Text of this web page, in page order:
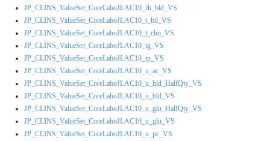
JP_CLINS_ValueSet_CoreLaboJLAC10_rh_bld_VS
JP_CLINS_ValueSet_CoreLaboJLAC10_t_bil_VS
JP_CLINS_ValueSet_CoreLaboJLAC10_t_cho_VS
JP_CLINS_ValueSet_CoreLaboJLAC10_tg_VS
JP_CLINS_ValueSet_CoreLaboJLAC10_tp_VS
JP_CLINS_ValueSet_CoreLaboJLAC10_u_ac_VS
JP_CLINS_ValueSet_CoreLaboJLAC10_u_bld_HalfQty_VS
JP_CLINS_ValueSet_CoreLaboJLAC10_u_bld_VS
JP_CLINS_ValueSet_CoreLaboJLAC10_u_glu_HalfQty_VS
JP_CLINS_ValueSet_CoreLaboJLAC10_u_glu_VS
JP_CLINS_ValueSet_CoreLaboJLAC10_u_pc_VS